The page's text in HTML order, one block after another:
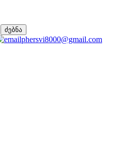
ძებნა
phersvi8000@gmail.com